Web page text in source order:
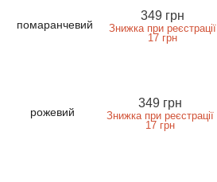
помаранчевий
349 грн
Знижка при реєстрації
17 грн
рожевий
349 грн
Знижка при реєстрації
17 грн